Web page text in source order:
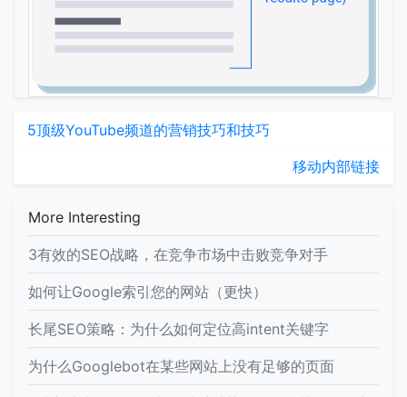
5顶级YouTube频道的营销技巧和技巧
移动内部链接
More Interesting
3有效的SEO战略，在竞争市场中击败竞争对手
如何让Google索引您的网站（更快）
长尾SEO策略：为什么如何定位高intent关键字
为什么Googlebot在某些网站上没有足够的页面